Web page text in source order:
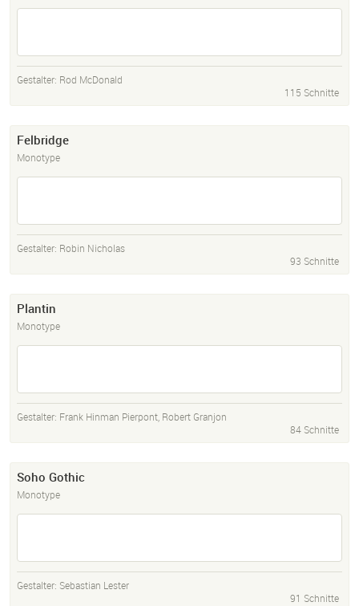
Gestalter: Rod McDonald
115 Schnitte
Felbridge
Monotype
Gestalter: Robin Nicholas
93 Schnitte
Plantin
Monotype
Gestalter: Frank Hinman Pierpont, Robert Granjon
84 Schnitte
Soho Gothic
Monotype
Gestalter: Sebastian Lester
91 Schnitte